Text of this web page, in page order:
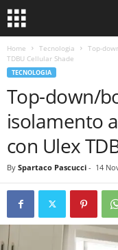
Home Tecnologia
Top-
TDBU Cellular Shade
TECNOLOGIA
Top-down/
isolamento
con Ulex
By Spartaco Pascucci - 14